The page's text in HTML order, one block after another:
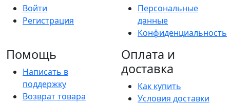
Войти
Регистрация
Персональные
данные
Конфиденциальность
Помощь
Написать в
поддержку
Возврат товара
Оплата и
доставка
Как купить
Условия доставки